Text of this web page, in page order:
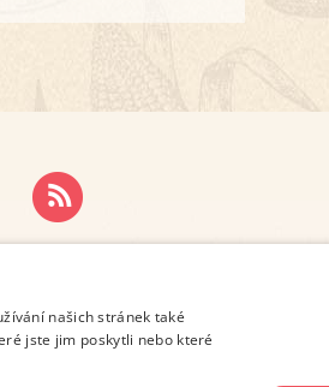
našich stránek také
jste jim poskytli nebo které